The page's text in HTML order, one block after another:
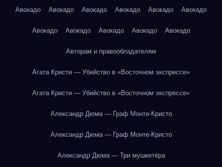
Авокадо Авокадо Авокадо Авокадо Авокадо Авокадо
Авокадо Авокадо Авокадо Авокадо Авокадо
Авторам и правообладателям
Агата Кристи — Убийство в «Восточном экспрессе»
Агата Кристи — Убийство в «Восточном экспрессе»
Александр Дюма — Граф Монте-Кристо
Александр Дюма — Граф Монте-Кристо
Александр Дюма — Три мушкетёра